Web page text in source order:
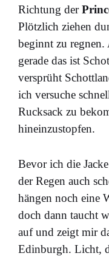
Richtung der
Plötzlich ziehen
beginnt zu regnen.
gerade das ist
versprüht
ich versuche
Rucksack zu
hineinzustopfen.
Bevor ich die
der Regen auch
hängen noch eine
doch dann taucht
auf und zeigt mir
Edinburgh. Licht,